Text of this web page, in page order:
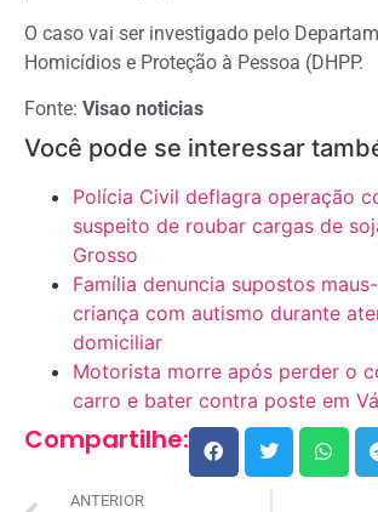
O caso vai ser investigado pelo
Homicídios e Proteção à Pessoa (DHPP.
Fonte: Visao noticias
Você pode se interessar
Polícia Civil deflagra operação
suspeito de roubar cargas de
Grosso
Família denuncia supostos
criança com autismo durante
domiciliar
Motorista morre após perder o
carro e bater contra poste em
Compartilhe:
ANTERIOR